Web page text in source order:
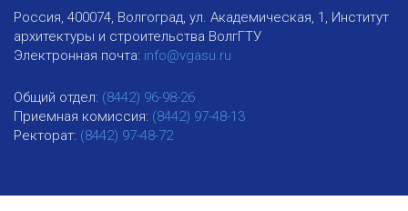
Россия, 400074, Волгоград, ул. Академическая, 1, Институт
архитектуры и строительства ВолгГТУ
Электронная почта: info@vgasu.ru
Общий отдел: (8442) 96-98-26
Приемная комиссия: (8442) 97-48-13
Ректорат: (8442) 97-48-72